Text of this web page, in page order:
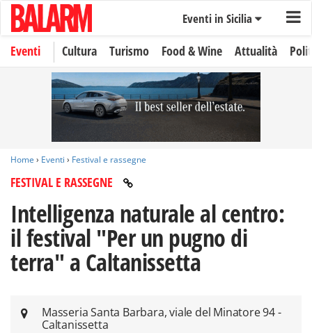
Eventi in Sicilia
Eventi Cultura Turismo Food & Wine Attualità
Home › Eventi › Festival e rassegne
FESTIVAL E RASSEGNE
Intelligenza naturale al centro:
il festival "Per un pugno di
terra" a Caltanissetta
Masseria Santa Barbara, viale del Minatore 94 -
Caltanissetta